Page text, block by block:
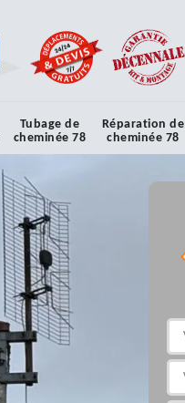
Tubage de
cheminée 78
Réparation de
cheminée 78